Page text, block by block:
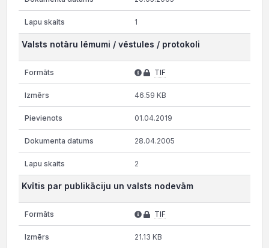
1
Valsts notāru lēmumi / vēstules / protokoli
TIF
46.59 KB
01.04.2019
28.04.2005
2
Kvītis par publikāciju un valsts nodevām
TIF
21.13 KB